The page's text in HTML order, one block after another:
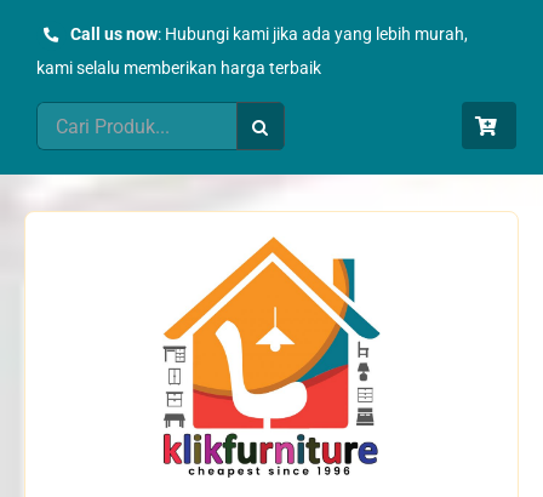
Call us now: Hubungi kami jika ada yang lebih murah,
kami selalu memberikan harga terbaik
Search
for: